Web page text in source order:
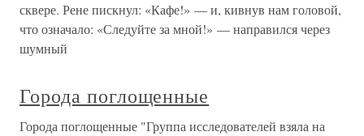
сквере. Рене пискнул: «Кафе!» — и, кивнув нам головой,
что означало: «Следуйте за мной!» — направился через
шумный
Города поглощенные
Города поглощенные "Группа исследователей взяла на